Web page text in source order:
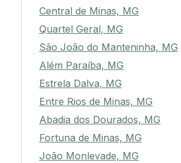
Central de Minas, MG
Quartel Geral, MG
São João do Manteninha, MG
Além Paraíba, MG
Estrela Dalva, MG
Entre Rios de Minas, MG
Abadia dos Dourados, MG
Fortuna de Minas, MG
João Monlevade, MG